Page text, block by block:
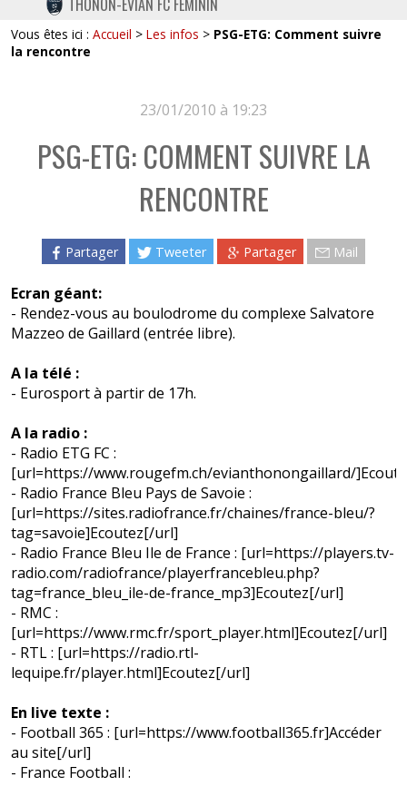
TWITTER
INSTAGRAM
THONON-EVIAN FC FÉMININ
Vous êtes ici : Accueil > Les infos > PSG-ETG: Comment suivre
la rencontre
23/01/2010 à 19:23
PSG-ETG: COMMENT SUIVRE LA
RENCONTRE
Partager Tweeter Partager Mail
Ecran géant:
- Rendez-vous au boulodrome du complexe Salvatore
Mazzeo de Gaillard (entrée libre).
A la télé :
- Eurosport à partir de 17h.
A la radio :
- Radio ETG FC :
[url=https://www.rougefm.ch/evianthonongaillard/
- Radio France Bleu Pays de Savoie :
[url=https://sites.radiofrance.fr/chaines/france-bleu/?
tag=savoie]Ecoutez[/url]
- Radio France Bleu Ile de France : [url=https://players.tv-
radio.com/radiofrance/playerfrancebleu.php?
tag=france_bleu_ile-de-france_mp3]Ecoutez[/url]
- RMC :
[url=https://www.rmc.fr/sport_player.html]Ecoutez[/url]
- RTL : [url=https://radio.rtl-
lequipe.fr/player.html]Ecoutez[/url]
En live texte :
- Football 365 : [url=https://www.football365.fr]Accéder
au site[/url]
- France Football :